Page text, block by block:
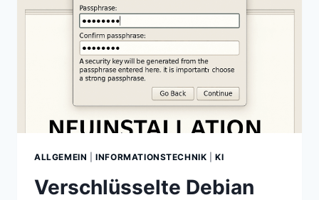
ALLGEMEIN |INFORMATIONSTECHNIK |KI
Verschlüsselte Debian